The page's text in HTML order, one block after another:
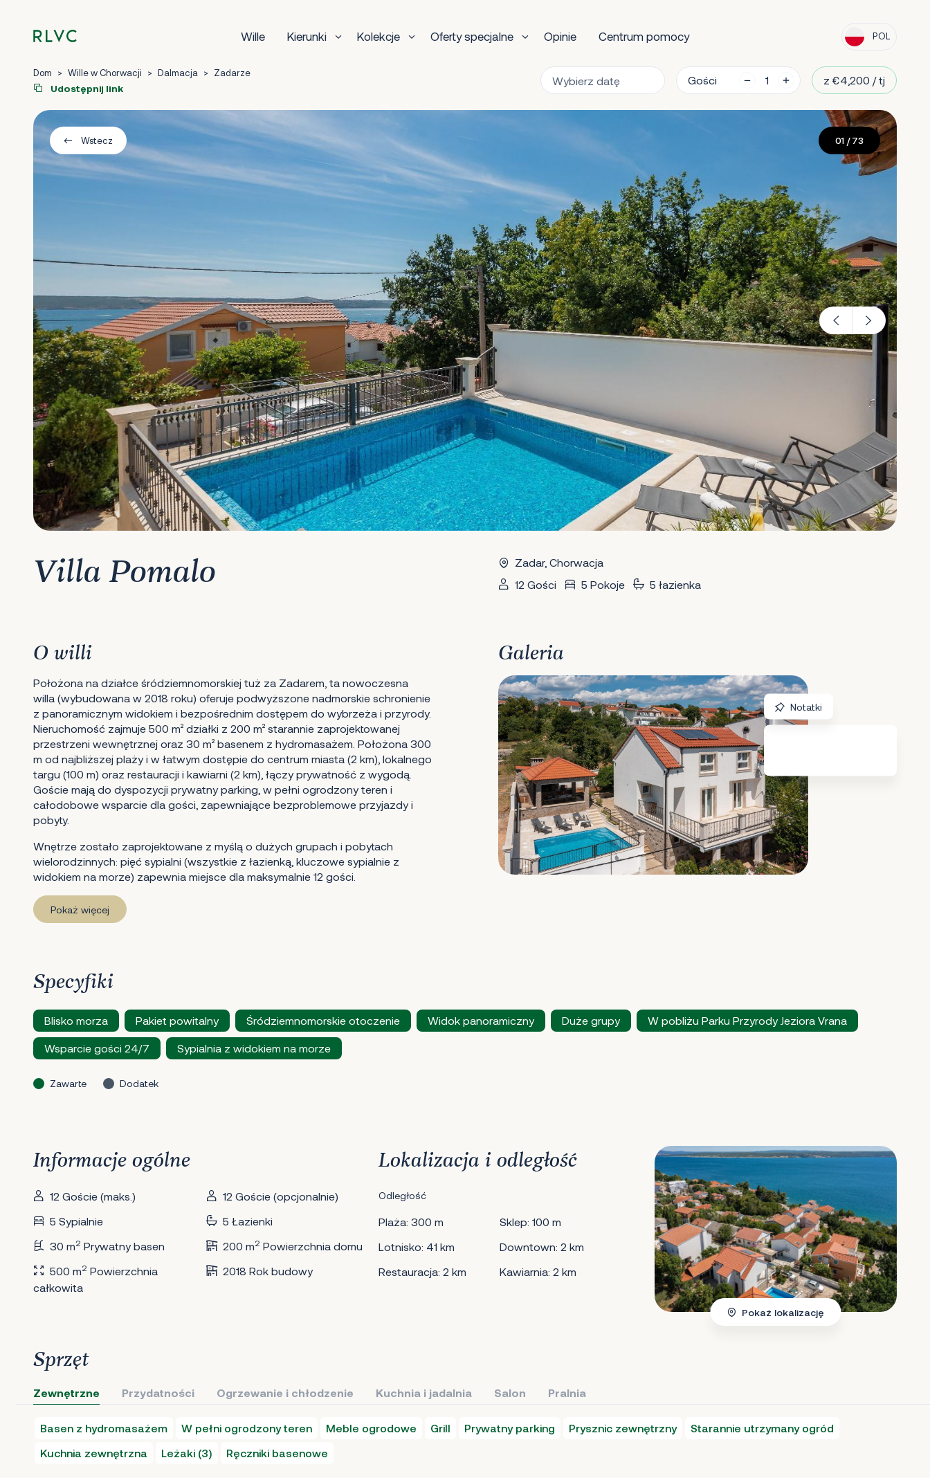
Wille Kierunki Kolekcje Oferty specjalne Opinie Centrum pomocy POL
Dom > Wille w Chorwacji > Dalmacja > Zadarze
Udostępnij link
Gości z €4,200 / tj
Wstecz 01 / 73
Villa Pomalo
Zadar, Chorwacja
12 Gości
5 Pokoje 5 łazienka
O willi
Położona na działce śródziemnomorskiej tuż za Zadarem, ta nowoczesna
willa (wybudowana w 2018 roku) oferuje podwyższone nadmorskie schronienie
z panoramicznym widokiem i bezpośrednim dostępem do wybrzeża i przyrody.
Nieruchomość zajmuje 500 m² działki z 200 m² starannie zaprojektowanej
przestrzeni wewnętrznej oraz 30 m² basenem z hydromasażem. Położona 300
m od najbliższej plaży i w łatwym dostępie do centrum miasta (2 km), lokalnego
targu (100 m) oraz restauracji i kawiarni (2 km), łączy prywatność z wygodą.
Goście mają do dyspozycji prywatny parking, w pełni ogrodzony teren i
całodobowe wsparcie dla gości, zapewniające bezproblemowe przyjazdy i
pobyty.
Wnętrze zostało zaprojektowane z myślą o dużych grupach i pobytach
wielorodzinnych: pięć sypialni (wszystkie z łazienką, kluczowe sypialnie z
widokiem na morze) zapewnia miejsce dla maksymalnie 12 gości.
Pokaż więcej
Notatki
Galeria
Specyfiki
Blisko morza Pakiet powitalny Śródziemnomorskie otoczenie Widok panoramiczny Duże grupy W pobliżu Parku Przyrody Jeziora Vrana
Wsparcie gości 24/7 Sypialnia z widokiem na morze
Zawarte Dodatek
Informacje ogólne
12 Goście (maks.)
12 Goście (opcjonalnie)
5 Sypialnie
5 Łazienki
30 m2 Prywatny basen 200 m2 Powierzchnia domu
500 m2 Powierzchnia
całkowita
2018 Rok budowy
Lokalizacja i odległość
Odległość
Plaża: 300 m
Sklep: 100 m
Lotnisko: 41 km
Downtown: 2 km
Restauracja: 2 km
Kawiarnia: 2 km
Pokaż lokalizację
Sprzęt
Zewnętrzne Przydatności Ogrzewanie i chłodzenie Kuchnia i jadalnia Salon Pralnia
Basen z hydromasażem W pełni ogrodzony teren Meble ogrodowe Grill Prywatny parking Prysznic zewnętrzny
Starannie utrzymany ogród
Kuchnia zewnętrzna
Leżaki (3) Ręczniki basenowe